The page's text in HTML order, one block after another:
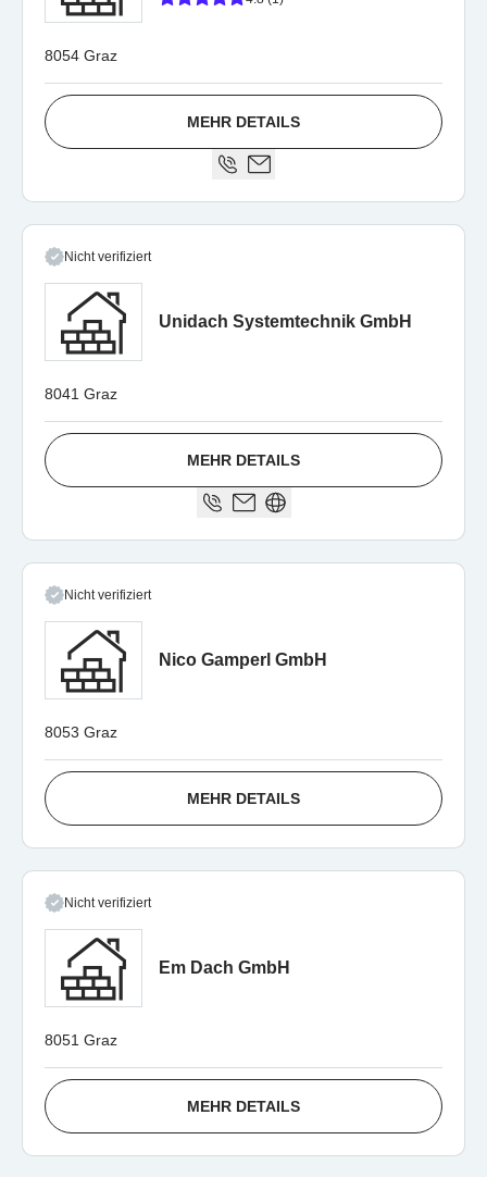
8054 Graz
MEHR DETAILS
Nicht verifiziert
Unidach Systemtechnik GmbH
8041 Graz
MEHR DETAILS
Nicht verifiziert
Nico Gamperl GmbH
8053 Graz
MEHR DETAILS
Nicht verifiziert
Em Dach GmbH
8051 Graz
MEHR DETAILS